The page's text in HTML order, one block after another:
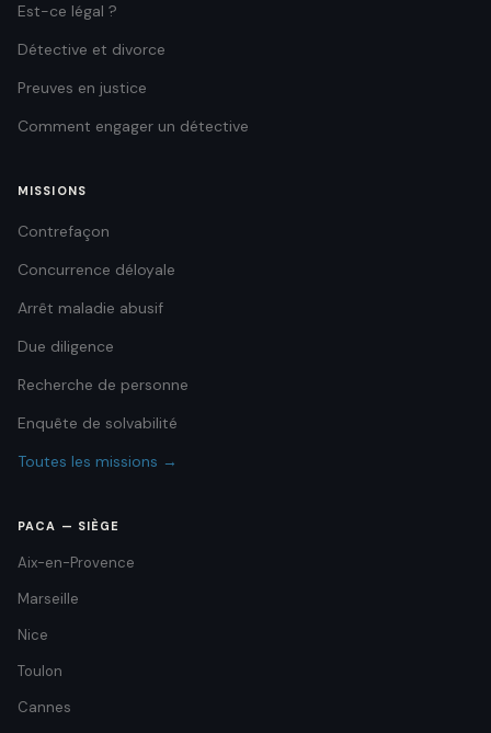
Est-ce légal ?
Détective et divorce
Preuves en justice
Comment engager un détective
MISSIONS
Contrefaçon
Concurrence déloyale
Arrêt maladie abusif
Due diligence
Recherche de personne
Enquête de solvabilité
Toutes les missions →
PACA — SIÈGE
Aix-en-Provence
Marseille
Nice
Toulon
Cannes